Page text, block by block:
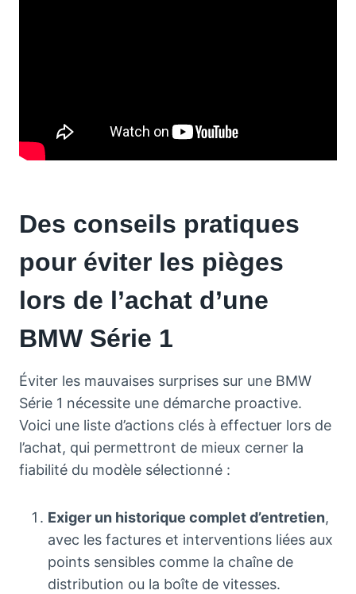
Des conseils pratiques
pour éviter les pièges
lors de l’achat d’une
BMW Série 1
Éviter les mauvaises surprises sur une BMW
Série 1 nécessite une démarche proactive.
Voici une liste d’actions clés à effectuer lors de
l’achat, qui permettront de mieux cerner la
fiabilité du modèle sélectionné :
Exiger un historique complet d’entretien,
avec les factures et interventions liées aux
points sensibles comme la chaîne de
distribution ou la boîte de vitesses.